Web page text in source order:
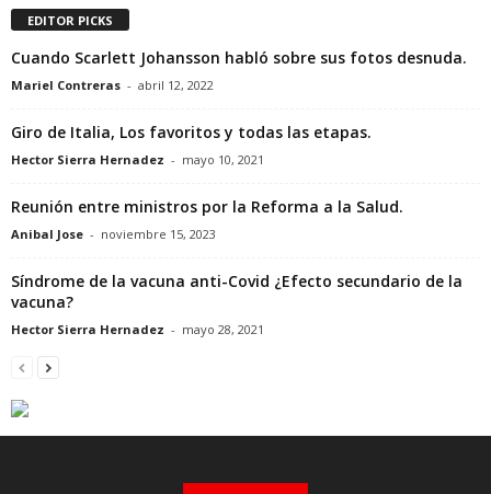
EDITOR PICKS
Cuando Scarlett Johansson habló sobre sus fotos desnuda.
Mariel Contreras - abril 12, 2022
Giro de Italia, Los favoritos y todas las etapas.
Hector Sierra Hernadez - mayo 10, 2021
Reunión entre ministros por la Reforma a la Salud.
Anibal Jose - noviembre 15, 2023
Síndrome de la vacuna anti-Covid ¿Efecto secundario de la
vacuna?
Hector Sierra Hernadez - mayo 28, 2021